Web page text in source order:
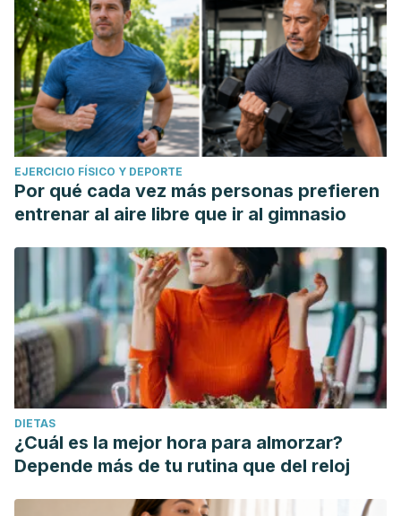
Potential of Psychedelic Drugs: Past, Present, and Future.
Neuropsychopharmacology. Doi:10.1038/npp.2017.84
EJERCICIO FÍSICO Y DEPORTE
Por qué cada vez más personas prefieren
entrenar al aire libre que ir al gimnasio
DIETAS
¿Cuál es la mejor hora para almorzar?
Depende más de tu rutina que del reloj